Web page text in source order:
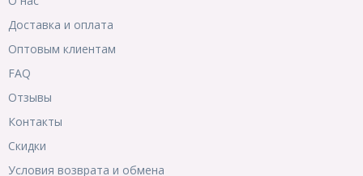
Доставка и оплата
Оптовым клиентам
FAQ
Отзывы
Контакты
Скидки
Условия возврата и обмена